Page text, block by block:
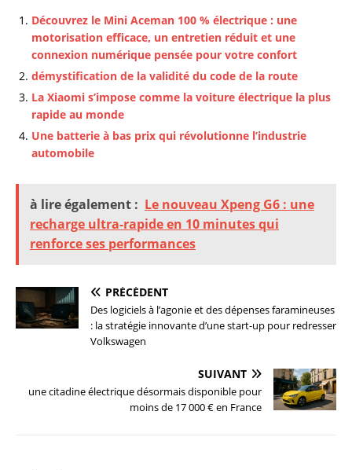
Découvrez le Mini Aceman 100 % électrique : une
motorisation efficace, un entretien réduit et une
connexion numérique pensée pour votre confort
démystification de la validité du code de la route
La Xiaomi s’impose comme la voiture électrique la plus
rapide au monde
Une batterie à bas prix qui révolutionne l’industrie
automobile
à lire également : Le nouveau Xpeng G6 : une
recharge ultra-rapide en 10 minutes qui
renforce ses performances
PRÉCÉDENT
Des logiciels à l’agonie et des dépenses faramineuses
: la stratégie innovante d’une start-up pour redresser
Volkswagen
SUIVANT
une citadine électrique désormais disponible pour
moins de 17 000 € en France